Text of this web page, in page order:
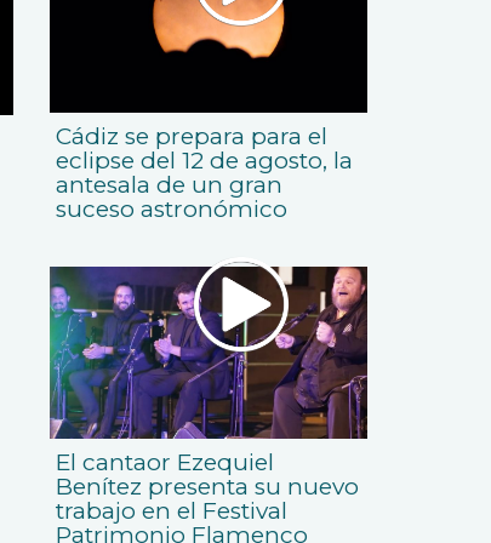
Cádiz se prepara para el
eclipse del 12 de agosto, la
antesala de un gran
suceso astronómico
El cantaor Ezequiel
Benítez presenta su nuevo
trabajo en el Festival
Patrimonio Flamenco